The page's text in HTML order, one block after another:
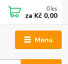
Menu
0 ks
za Kč 0,00